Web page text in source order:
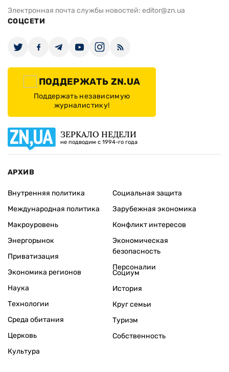
Электронная почта службы новостей: editor@zn.ua
СОЦСЕТИ
ПОДДЕРЖАТЬ ZN.UA
Поддержать независимую
журналистику!
ЗЕРКАЛО НЕДЕЛИ
не подводим с 1994-го года
АРХИВ
Внутренняя политика
Международная политика
Макроуровень
Энергорынок
Приватизация
Экономика регионов
Социальная защита
Зарубежная экономика
Конфликт интересов
Экономическая
безопасность
Персоналии
Наука
Технологии
Среда обитания
Церковь
Культура
Социум
История
Круг семьи
Туризм
Собственность